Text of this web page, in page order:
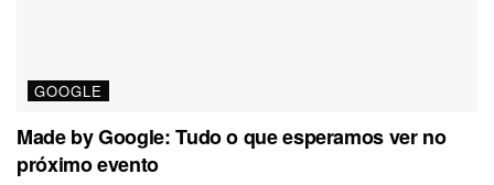
GOOGLE
Made by Google: Tudo o que esperamos ver no
próximo evento